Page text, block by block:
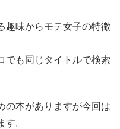
趣味からモテ女子の特徴
でも同じタイトルで検索
の本がありますが今回は
。